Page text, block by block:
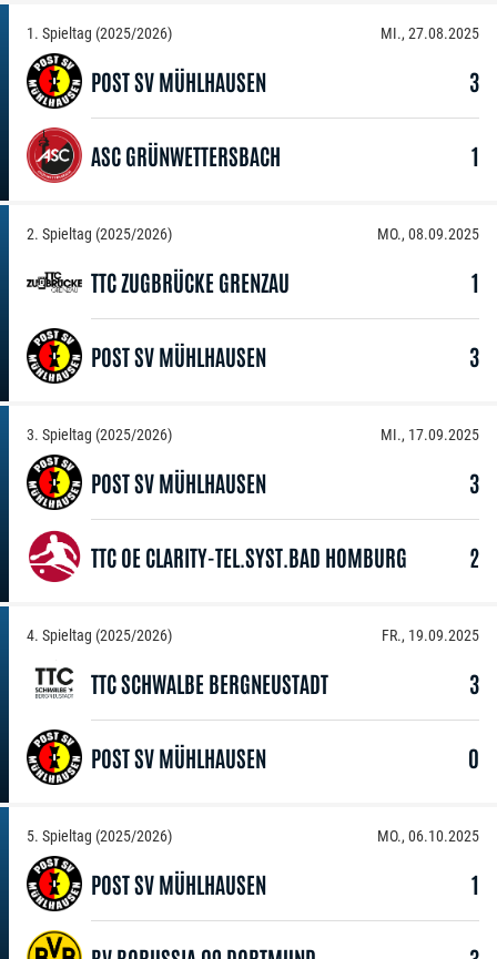
1. Spieltag (2025/2026) MI., 27.08.2025
POST SV MÜHLHAUSEN 3
ASC GRÜNWETTERSBACH 1
2. Spieltag (2025/2026) MO., 08.09.2025
TTC ZUGBRÜCKE GRENZAU 1
POST SV MÜHLHAUSEN 3
3. Spieltag (2025/2026) MI., 17.09.2025
POST SV MÜHLHAUSEN 3
TTC OE CLARITY-TEL.SYST.BAD HOMBURG 2
4. Spieltag (2025/2026) FR., 19.09.2025
TTC SCHWALBE BERGNEUSTADT 3
POST SV MÜHLHAUSEN 0
5. Spieltag (2025/2026) MO., 06.10.2025
POST SV MÜHLHAUSEN 1